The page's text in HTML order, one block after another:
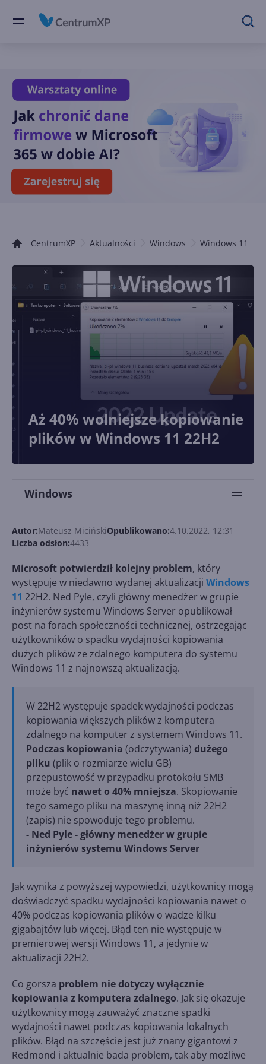
CentrumXP Aktualności Windows Windows 11
Aż 40% wolniejsze kopiowanie
plików w Windows 11 22H2
Windows
Autor:Mateusz MicińskiOpublikowano:4.10.2022, 12:31
Liczba odsłon:4433
Microsoft potwierdził kolejny problem, który
występuje w niedawno wydanej aktualizacji Windows
11 22H2. Ned Pyle, czyli główny menedżer w grupie
inżynierów systemu Windows Server opublikował
post na forach społeczności technicznej, ostrzegając
użytkowników o spadku wydajności kopiowania
dużych plików ze zdalnego komputera do systemu
Windows 11 z najnowszą aktualizacją.
W 22H2 występuje spadek wydajności podczas
kopiowania większych plików z komputera
zdalnego na komputer z systemem Windows 11.
Podczas kopiowania (odczytywania) dużego
pliku (plik o rozmiarze wielu GB)
przepustowość w przypadku protokołu SMB
może być nawet o 40% mniejsza. Skopiowanie
tego samego pliku na maszynę inną niż 22H2
(zapis) nie spowoduje tego problemu.
- Ned Pyle - główny menedżer w grupie
inżynierów systemu Windows Server
Jak wynika z powyższej wypowiedzi, użytkownicy mogą
doświadczyć spadku wydajności kopiowania nawet o
40% podczas kopiowania plików o wadze kilku
gigabajtów lub więcej. Błąd ten nie występuje w
premierowej wersji Windows 11, a jedynie w
aktualizacji 22H2.
Co gorsza problem nie dotyczy wyłącznie
kopiowania z komputera zdalnego. Jak się okazuje
użytkownicy mogą zauważyć znaczne spadki
wydajności nawet podczas kopiowania lokalnych
plików. Błąd na szczęście jest już znany gigantowi z
Redmond i aktualnie bada problem, tak aby możliwe